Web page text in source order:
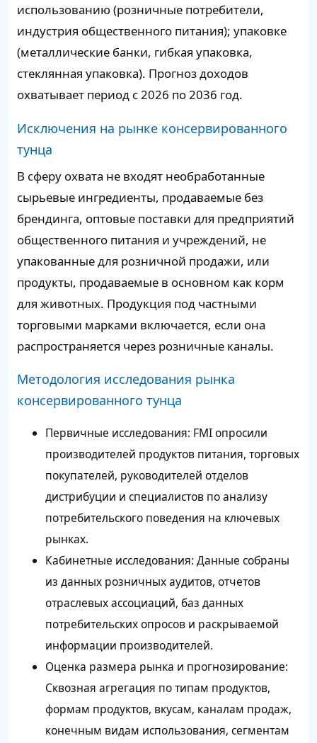
использованию (розничные потребители,
индустрия общественного питания); упаковке
(металлические банки, гибкая упаковка,
стеклянная упаковка). Прогноз доходов
охватывает период с 2026 по 2036 год.
Исключения на рынке консервированного
тунца
В сферу охвата не входят необработанные
сырьевые ингредиенты, продаваемые без
брендинга, оптовые поставки для предприятий
общественного питания и учреждений, не
упакованные для розничной продажи, или
продукты, продаваемые в основном как корм
для животных. Продукция под частными
торговыми марками включается, если она
распространяется через розничные каналы.
Методология исследования рынка
консервированного тунца
Первичные исследования: FMI опросили
производителей продуктов питания, торговых
покупателей, руководителей отделов
дистрибуции и специалистов по анализу
потребительского поведения на ключевых
рынках.
Кабинетные исследования: Данные собраны
из данных розничных аудитов, отчетов
отраслевых ассоциаций, баз данных
потребительских опросов и раскрываемой
информации производителей.
Оценка размера рынка и прогнозирование:
Сквозная агрегация по типам продуктов,
формам продуктов, вкусам, каналам продаж,
конечным видам использования, сегментам